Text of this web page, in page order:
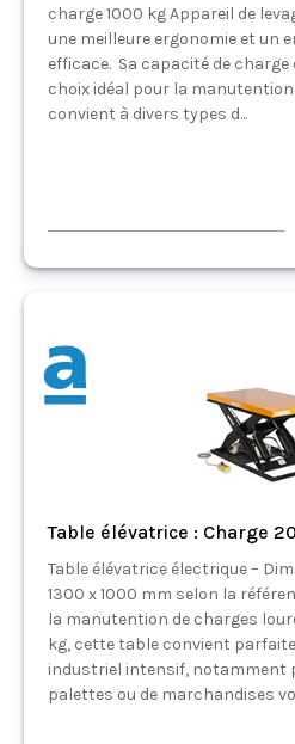
charge 1000 kg Appareil de
une meilleure ergonomie et un
efficace. Sa capacité de charge
choix idéal pour la
convient à divers types d...
Table élévatrice : Charge
Table élévatrice électrique –
1300 x 1000 mm selon la
la manutention de charges
kg, cette table convient
industriel intensif, notamment
palettes ou de marchandises